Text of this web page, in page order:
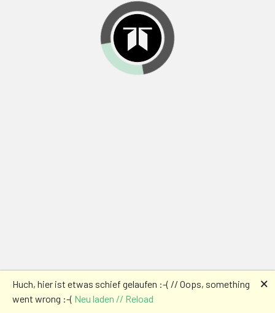
Huch, hier ist etwas schief gelaufen :-( // Oops, something
went wrong :-( Neu laden // Reload
🗙